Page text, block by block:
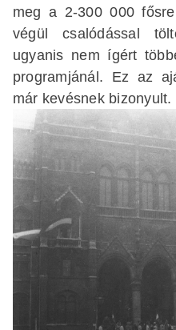
meg a 2-300 000
végül csalódással
ugyanis nem ígért
programjánál. Ez az
már kevésnek bizonyult.